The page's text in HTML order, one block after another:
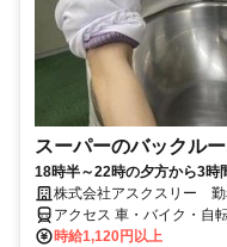
スーパーのバックル
18時半～22時の夕方から3時
終わった後はサッと帰宅！
株式会社アスクスリー 勤
アクセス 車・バイク・自
時給1,120円以上